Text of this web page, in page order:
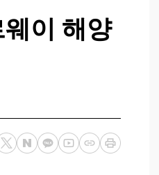
이 해양